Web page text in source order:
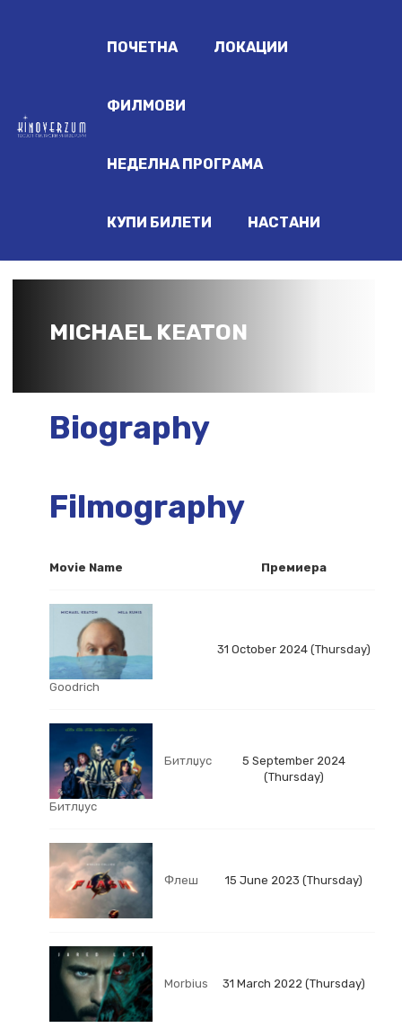
ПОЧЕТНА ЛОКАЦИИ
ФИЛМОВИ
НЕДЕЛНА ПРОГРАМА
КУПИ БИЛЕТИ НАСТАНИ
MICHAEL KEATON
Biography
Filmography
Movie Name Премиера
Goodrich
31 October 2024 (Thursday)
Битлџус
Битлџус
5 September 2024
(Thursday)
Флеш 15 June 2023 (Thursday)
Morbius 31 March 2022 (Thursday)